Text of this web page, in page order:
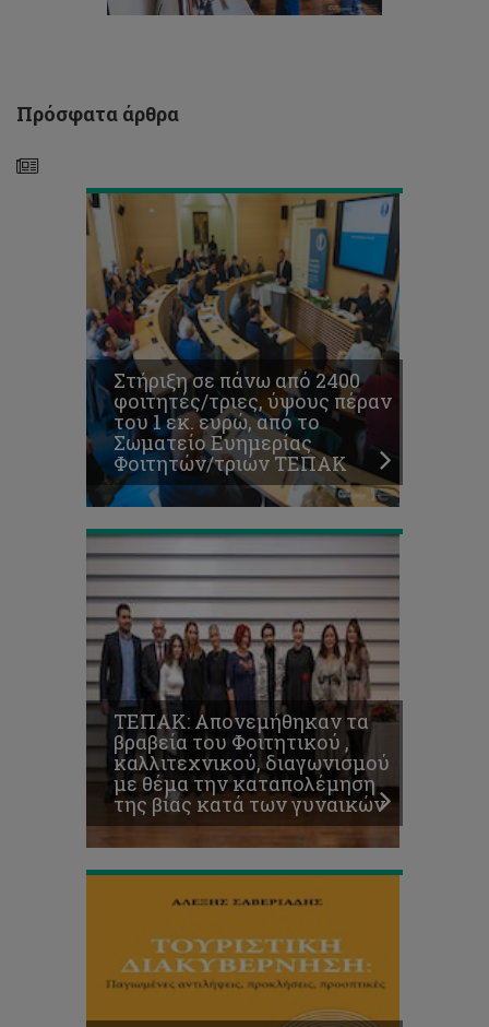
Πρόσφατα άρθρα
από
Φοιτητών/
τριών
Στήριξη σε πάνω από 2400
φοιτητές/τριες, ύψους πέραν
του 1 εκ. ευρώ, από το
Σωματείο Ευημερίας
Φοιτητών/τριών ΤΕΠΑΚ
ΤΕΠΑΚ:
βραβεία
του
Φοιτητικού
,
καλλιτεχνικού,
διαγωνισμού
με
θέμα
την
καταπολέμηση
της
βίας
κατά
των
γυναικών
ΤΕΠΑΚ: Απονεμήθηκαν τα
βραβεία του Φοιτητικού ,
καλλιτεχνικού, διαγωνισμού
με θέμα την καταπολέμηση
της βίας κατά των γυναικών
Κυκλοφόρησε
το
βιβλίο
του
Καθηγητή
του
ΤΕΠΑΚ,
Αλέξη
Σαβεριάδη,
με
τίτλο
«Τουριστική
Διακυβέρνηση:
Παγιωμένες
αντιλήψεις,
προκλήσεις,
προοπτικές»